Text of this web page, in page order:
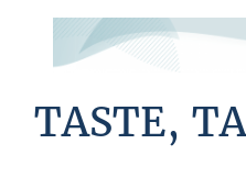
TASTE,